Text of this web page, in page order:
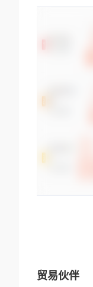
贸易伙伴